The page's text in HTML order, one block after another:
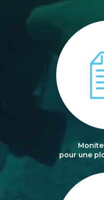
pour une